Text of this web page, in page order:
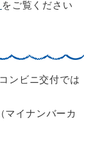
をご覧ください
ンビニ交付では
マイナンバーカ